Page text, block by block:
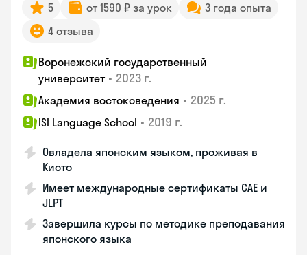
5 от 1590 ₽ за урок
3 года опыта
4 отзыва
Воронежский государственный
университет • 2023 г.
Академия востоковедения • 2025 г.
ISI Language School • 2019 г.
Овладела японским языком, проживая в
Киото
Имеет международные сертификаты CAE и
JLPT
Завершила курсы по методике преподавания
японского языка